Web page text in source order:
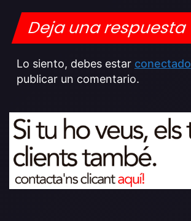
Deja una respuesta
Lo siento, debes estar conectado
publicar un comentario.